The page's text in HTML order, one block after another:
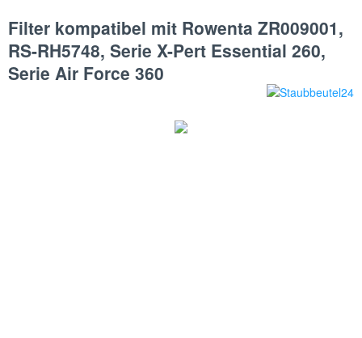
Filter kompatibel mit Rowenta ZR009001,
RS-RH5748, Serie X-Pert Essential 260,
Serie Air Force 360